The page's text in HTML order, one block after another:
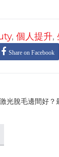
, 個人提升,
Share on Facebook
脫毛邊間好？